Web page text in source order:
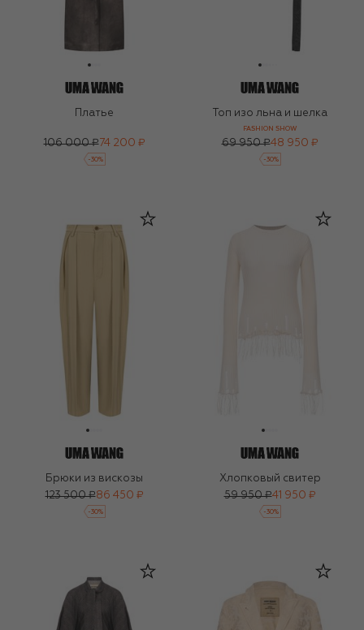
Платье
106 000 ₽74 200 ₽
-30%
Топ изо льна и шелка
FASHION SHOW
69 950 ₽48 950 ₽
-30%
Брюки из вискозы
123 500 ₽86 450 ₽
-30%
Хлопковый свитер
59 950 ₽41 950 ₽
-30%